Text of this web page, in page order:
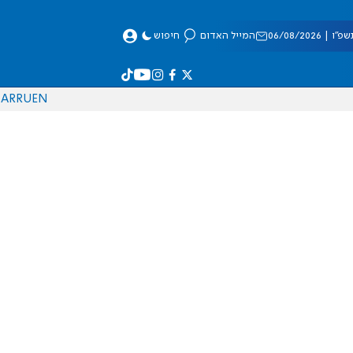
08/2026 המייל האדום חיפוש
EN
RU
AR